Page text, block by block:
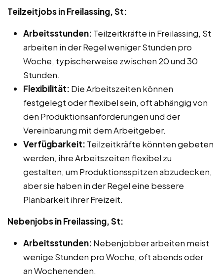
Teilzeitjobs in Freilassing, St:
Arbeitsstunden: Teilzeitkräfte in Freilassing, St
arbeiten in der Regel weniger Stunden pro
Woche, typischerweise zwischen 20 und 30
Stunden.
Flexibilität: Die Arbeitszeiten können
festgelegt oder flexibel sein, oft abhängig von
den Produktionsanforderungen und der
Vereinbarung mit dem Arbeitgeber.
Verfügbarkeit: Teilzeitkräfte könnten gebeten
werden, ihre Arbeitszeiten flexibel zu
gestalten, um Produktionsspitzen abzudecken,
aber sie haben in der Regel eine bessere
Planbarkeit ihrer Freizeit.
Nebenjobs in Freilassing, St:
Arbeitsstunden: Nebenjobber arbeiten meist
wenige Stunden pro Woche, oft abends oder
an Wochenenden.